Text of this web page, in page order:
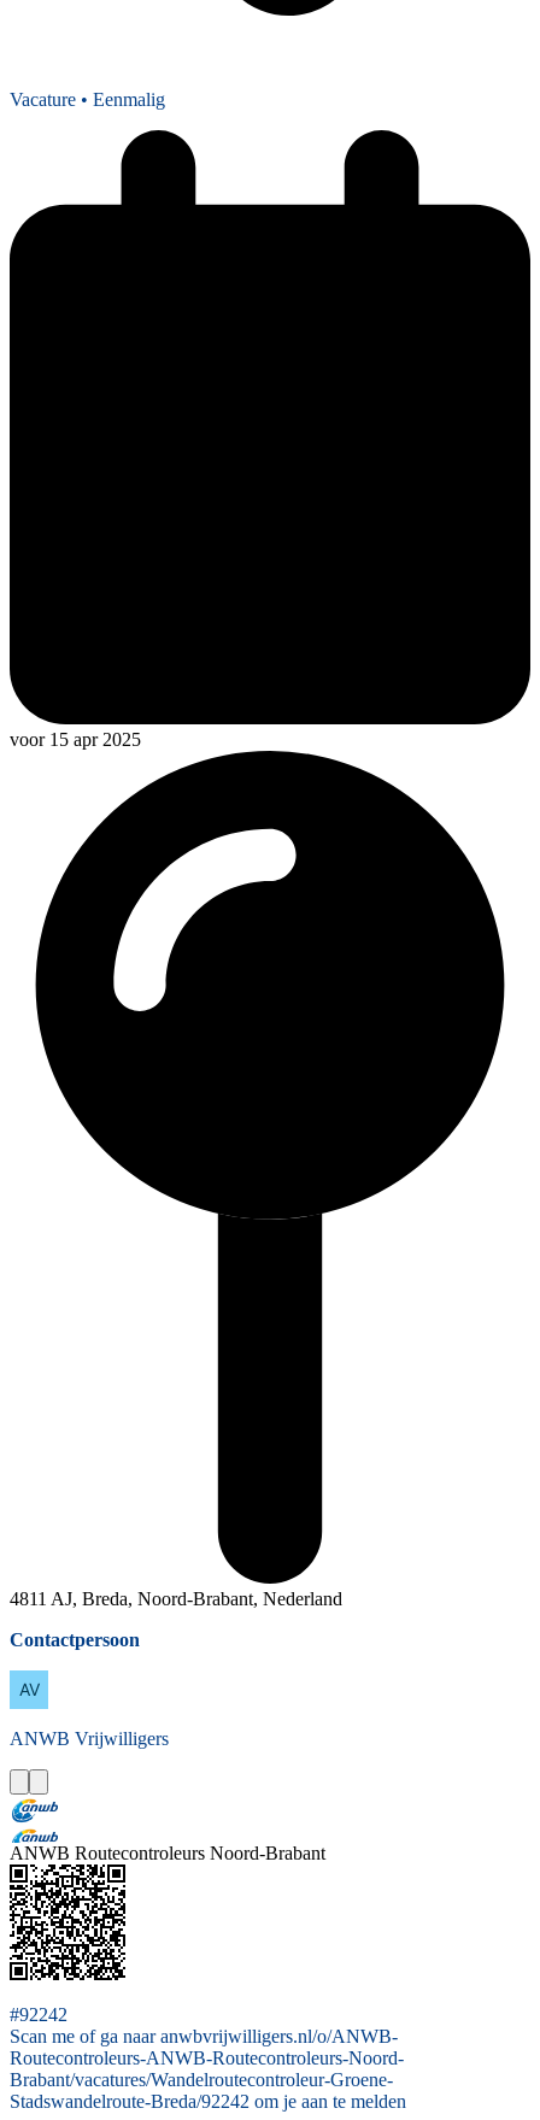
Vacature • Eenmalig
voor 15 apr 2025
4811 AJ, Breda, Noord-Brabant, Nederland
Contactpersoon
ANWB Vrijwilligers
ANWB Routecontroleurs Noord-Brabant
#92242
Scan me of ga naar anwbvrijwilligers.nl/o/ANWB-
Routecontroleurs-ANWB-Routecontroleurs-Noord-
Brabant/vacatures/Wandelroutecontroleur-Groene-
Stadswandelroute-Breda/92242 om je aan te melden